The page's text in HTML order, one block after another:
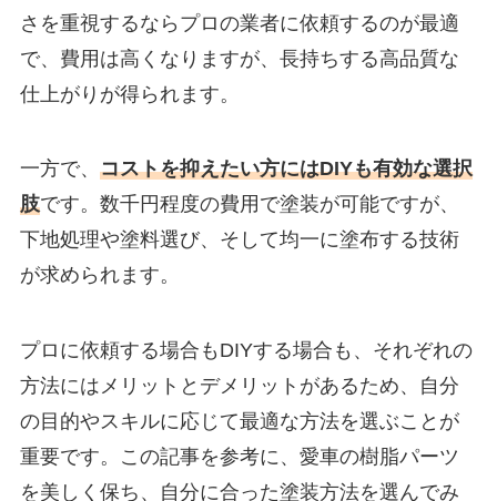
さを重視するならプロの業者に依頼するのが最適
で、費用は高くなりますが、長持ちする高品質な
仕上がりが得られます。
一方で、 コストを抑えたい方にはDIYも有効な選択
肢です。 数千円程度の費用で塗装が可能ですが、
下地処理や塗料選び、そして均一に塗布する技術
が求められます。
プロに依頼する場合もDIYする場合も、それぞれの
方法にはメリットとデメリットがあるため、自分
の目的やスキルに応じて最適な方法を選ぶことが
重要です。
この記事を参考に、愛車の樹脂パーツ
を美しく保ち、自分に合った塗装方法を選んでみ